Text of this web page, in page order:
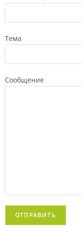
Тема
Сообщение